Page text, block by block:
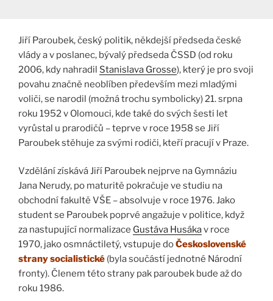
Jiří Paroubek, český politik, někdejší předseda české
vlády a v poslanec, bývalý předseda ČSSD (od roku
2006, kdy nahradil Stanislava Grosse), který je pro svoji
povahu značně neoblíben především mezi mladými
voliči, se narodil (možná trochu symbolicky) 21. srpna
roku 1952 v Olomouci, kde také do svých šesti let
vyrůstal u prarodičů – teprve v roce 1958 se Jiří
Paroubek stěhuje za svými rodiči, kteří pracují v Praze.
Vzdělání získává Jiří Paroubek nejprve na Gymnáziu
Jana Nerudy, po maturitě pokračuje ve studiu na
obchodní fakultě VŠE – absolvuje v roce 1976. Jako
student se Paroubek poprvé angažuje v politice, když
za nastupující normalizace Gustáva Husákav roce
1970, jako osmnáctiletý, vstupuje doČeskoslovenské
strany socialistické (byla součástí jednotné Národní
fronty). Členem této strany pak paroubek bude až do
roku 1986.